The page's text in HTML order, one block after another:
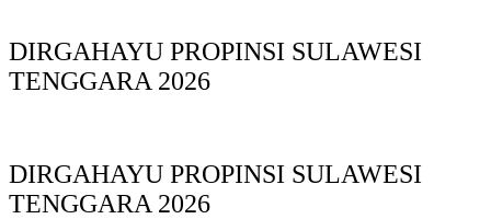
DIRGAHAYU PROPINSI SULAWESI
TENGGARA 2026
DIRGAHAYU PROPINSI SULAWESI
TENGGARA 2026